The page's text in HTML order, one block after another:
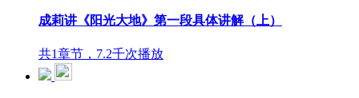
成莉讲《阳光大地》第一段具体讲解（上）
共1章节，7.2千次播放